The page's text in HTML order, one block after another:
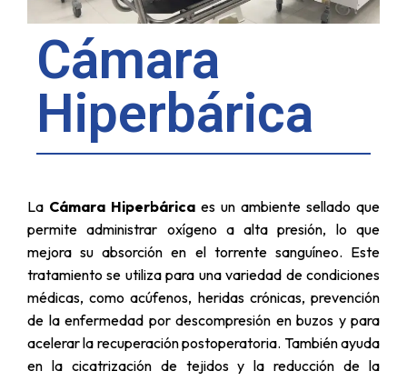
Cámara
Hiperbárica
La Cámara Hiperbárica es un ambiente sellado que
permite administrar oxígeno a alta presión, lo que
mejora su absorción en el torrente sanguíneo. Este
tratamiento se utiliza para una variedad de condiciones
médicas, como acúfenos, heridas crónicas, prevención
de la enfermedad por descompresión en buzos y para
acelerar la recuperación postoperatoria. También ayuda
en la cicatrización de tejidos y la reducción de la